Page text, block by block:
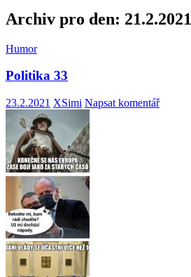
Archiv pro den: 21.2.2021
Humor
Politika 33
23.2.2021 XSimi Napsat komentář